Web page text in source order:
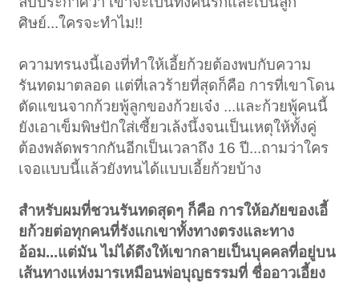
ศิษย์...ใครจะทำไม!!
ความทรนงนี้เองที่ทำให้เอี้ยก้วยต้องพบกับความ
รันทดมาตลอด แต่ที่เลวร้ายที่สุดก็คือ การที่เขาโดน
ตัดแขนจากก้วยพู้ลูกของก้วยเจ๋ง ...และก้วยพู้คนนี้
ยังเอาเข็มพิษปักใส่เซี้ยวเล้งนึ้งจนเป็นเหตุให้ทั้งคู่
ต้องพลัดพรากกันอีกเป็นเวลาถึง 16 ปี...ถามว่าใคร
เจอแบบนี้แล้วยังทนได้แบบเอี้ยก้วยบ้าง
สำหรับผมที่ชวนรันทดสุดๆ ก็คือ การให้อภัยของเอี้
ยก้วยต่อทุกคนที่รังแกเขาทั้งทางตรงและทาง
อ้อม...แต่มัน ไม่ได้ดึงให้เขากลายเป็นบุคคลที่อยู่บน
เส้นทางแห่งมารเหมือนพ่อบุญธรรมที่ ชื่ออาวเอี้ยง